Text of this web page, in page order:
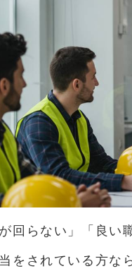
回らない」「良
をされている方な